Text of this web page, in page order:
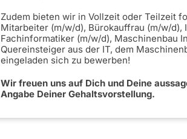
Zudem bieten wir in Vollzeit oder Teilzeit
Mitarbeiter (m/w/d), Bürokauffrau (m/w/d),
Fachinformatiker (m/w/d), Maschinenbau
Quereinsteiger aus der IT, dem
eingeladen sich zu bewerben!
Wir freuen uns auf Dich und Deine
Angabe Deiner Gehaltsvorstellung.